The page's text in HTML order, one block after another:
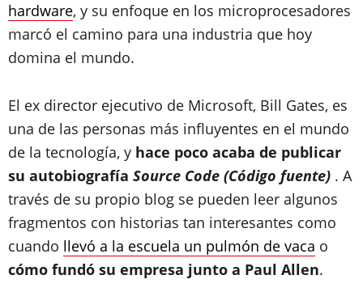
hardware, y su enfoque en los microprocesadores
marcó el camino para una industria que hoy
domina el mundo.
El ex director ejecutivo de Microsoft, Bill Gates, es
una de las personas más influyentes en el mundo
de la tecnología, y hace poco acaba de publicar
su autobiografía Source Code (Código fuente) . A
través de su propio blog se pueden leer algunos
fragmentos con historias tan interesantes como
cuando llevó a la escuela un pulmón de vaca o
cómo fundó su empresa junto a Paul Allen.